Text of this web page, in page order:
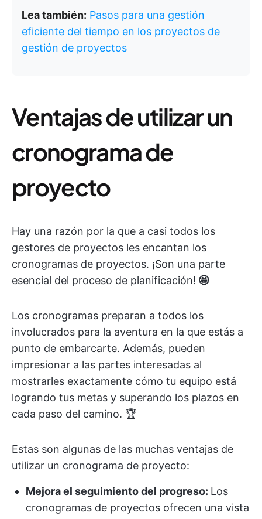
Lea también: Pasos para una gestión
eficiente del tiempo en los proyectos de
gestión de proyectos
Ventajas de utilizar un
cronograma de
proyecto
Hay una razón por la que a casi todos los
gestores de proyectos les encantan los
cronogramas de proyectos. ¡Son una parte
esencial del proceso de planificación! 🤩
Los cronogramas preparan a todos los
involucrados para la aventura en la que estás a
punto de embarcarte. Además, pueden
impresionar a las partes interesadas al
mostrarles exactamente cómo tu equipo está
logrando tus metas y superando los plazos en
cada paso del camino. 🏆
Estas son algunas de las muchas ventajas de
utilizar un cronograma de proyecto:
Mejora el seguimiento del progreso: Los
cronogramas de proyectos ofrecen una vista